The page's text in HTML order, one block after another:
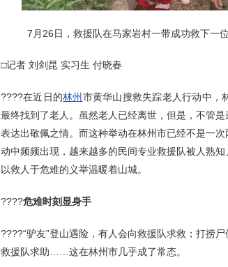
7月26日，救援队在马家岩村一带成功救下一
□记者 刘剑昆 实习生 付晓春
????在近日的林州 市黄华山搜救失踪老人行动中，
最终找到了老人。虽然老人已经离世，但是，不管
表达出敬佩之情。而这种举动在林州市已经不是一
动中频频出现，越来越多的民间专业救援队被人熟
以救人于危难的义举温暖着山城。
????危难时刻显身手
????“驴友”登山遇险，有人会向救援队求救；打捞
救援队求助……这在林州市几乎成了常态。